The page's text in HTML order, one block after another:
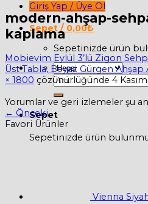
Giriş Yap / Üye Ol
Sepet / 0,00₺
Sepetinizde ürün
Ara:
Sepet
Sepetinizde ürün
modern-ahşap-
kaplama
Mobievim Eylül 3’lü Zigon
Üst Tabla, Beyaz Gürgen Ahşap
× 1800 çözünürlüğünde 4
Yorumlar ve geri izlemeler şu
← Önceki
Favori Ürünler
Vienna